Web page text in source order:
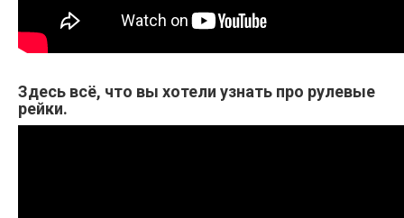
Здесь всё, что вы хотели узнать про рулевые
рейки.